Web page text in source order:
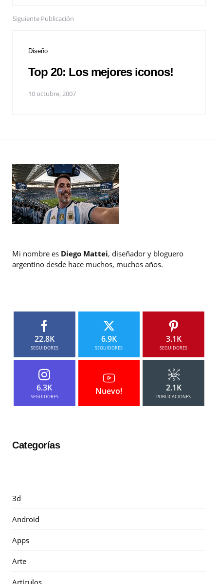
Siguiente Publicación
Diseño
Top 20: Los mejores iconos!
10 octubre, 2007
Mi nombre es Diego Mattei, diseñador y bloguero
argentino desde hace muchos, muchos años.
22.8K
SEGUIDORES
6.9K
SEGUIDORES
3.1K
SEGUIDORES
6.3K
SEGUIDORES
Nuevo! 2.1K
PUBLICACIONES
Categorías
3d
Android
Apps
Arte
Artículos